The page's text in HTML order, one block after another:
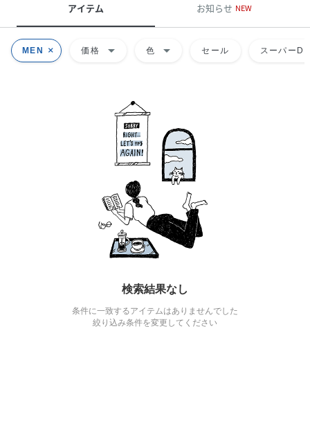
アイテム お知らせ NEW
MEN 価格 arrow_drop_down 色 arrow_drop_down セール スーパー
検索結果なし
条件に一致するアイテムはありませんでした
絞り込み条件を変更してください